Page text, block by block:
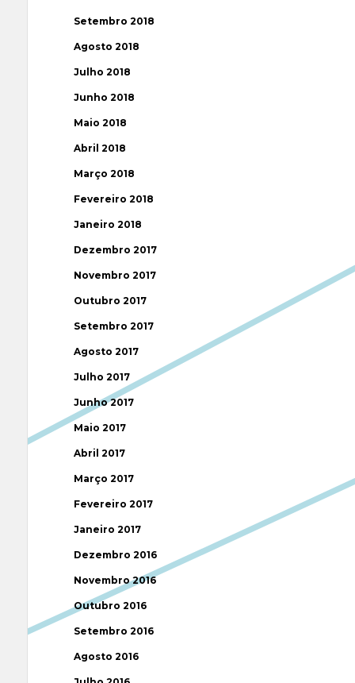
Setembro 2018
Agosto 2018
Julho 2018
Junho 2018
Maio 2018
Abril 2018
Março 2018
Fevereiro 2018
Janeiro 2018
Dezembro 2017
Novembro 2017
Outubro 2017
Setembro 2017
Agosto 2017
Julho 2017
Junho 2017
Maio 2017
Abril 2017
Março 2017
Fevereiro 2017
Janeiro 2017
Dezembro 2016
Novembro 2016
Outubro 2016
Setembro 2016
Agosto 2016